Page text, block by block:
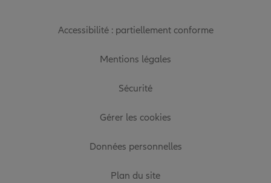
Accessibilité : partiellement conforme
Mentions légales
Sécurité
Gérer les cookies
Données personnelles
Plan du site